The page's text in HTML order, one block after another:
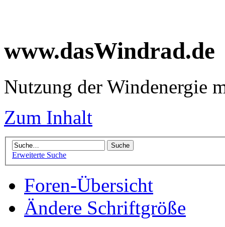
www.dasWindrad.de
Nutzung der Windenergie
Zum Inhalt
Erweiterte Suche
Foren-Übersicht
Ändere Schriftgröße